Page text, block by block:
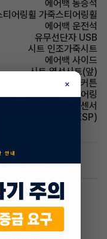
에어백 동승석
티어링휠 가죽스티어링휠
에어백 운전석
유무선단자 USB
시트 인조가죽시트
에어백 사이드
시트 열선시트(앞)
에어백 커튼
휠 텔레스코픽 스티어링
주차보조 후방감지센서
어장치(VDC,ESC,ESP)
니다.
×